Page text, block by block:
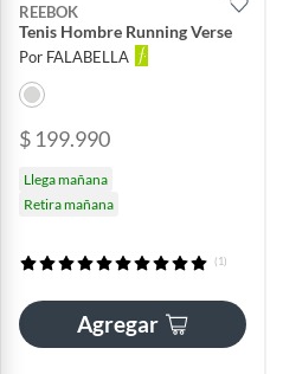
REEBOK
Tenis Hombre Running Verse
Por FALABELLA
$ 199.990
Llega mañana
Retira mañana
(1)
Agregar